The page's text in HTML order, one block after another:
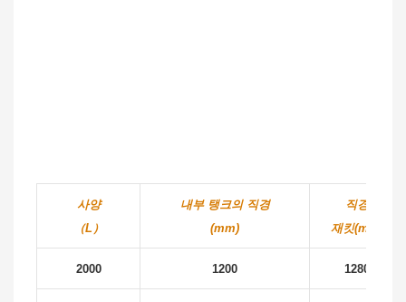
사양
（L）
내부 탱크의 직경
(mm)
직경
재킷(mm)
2000 1200 1280